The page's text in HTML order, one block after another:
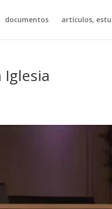
documentos artículos,
Iglesia